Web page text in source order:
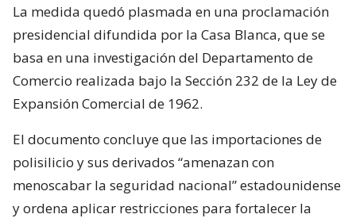
La medida quedó plasmada en una proclamación
presidencial difundida por la Casa Blanca, que se
basa en una investigación del Departamento de
Comercio realizada bajo la Sección 232 de la Ley de
Expansión Comercial de 1962.
El documento concluye que las importaciones de
polisilicio y sus derivados “amenazan con
menoscabar la seguridad nacional” estadounidense
y ordena aplicar restricciones para fortalecer la